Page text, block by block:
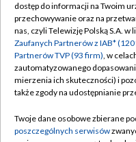
Abonament TVP
Emisja w TVP
Centrum informacji
Naziemna Telewizja
Rada Programowa
dostęp do informacji na Twoim
przechowywanie oraz na
nas, czyli Telewizję Polską S.A. w
Zaufanych Partnerów z IAB*
Partnerów TVP (93 firm), w
zautomatyzowanego
mierzenia ich skuteczności) i
także zgody na udostępnianie
Twoje dane osobowe zbierane
poszczególnych serwisów